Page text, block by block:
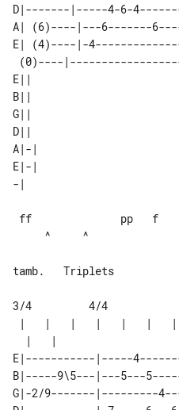
D|-------|-----4-6-
A| (6)----|---6-------
E| (4)----|-
E||
B||
G||
D||
A|-|
E|-|
tamb.   Triplets
3/4         4/4
E|-----------|-----
B|-----9\5---|---5---
G|-2/9-------|---------